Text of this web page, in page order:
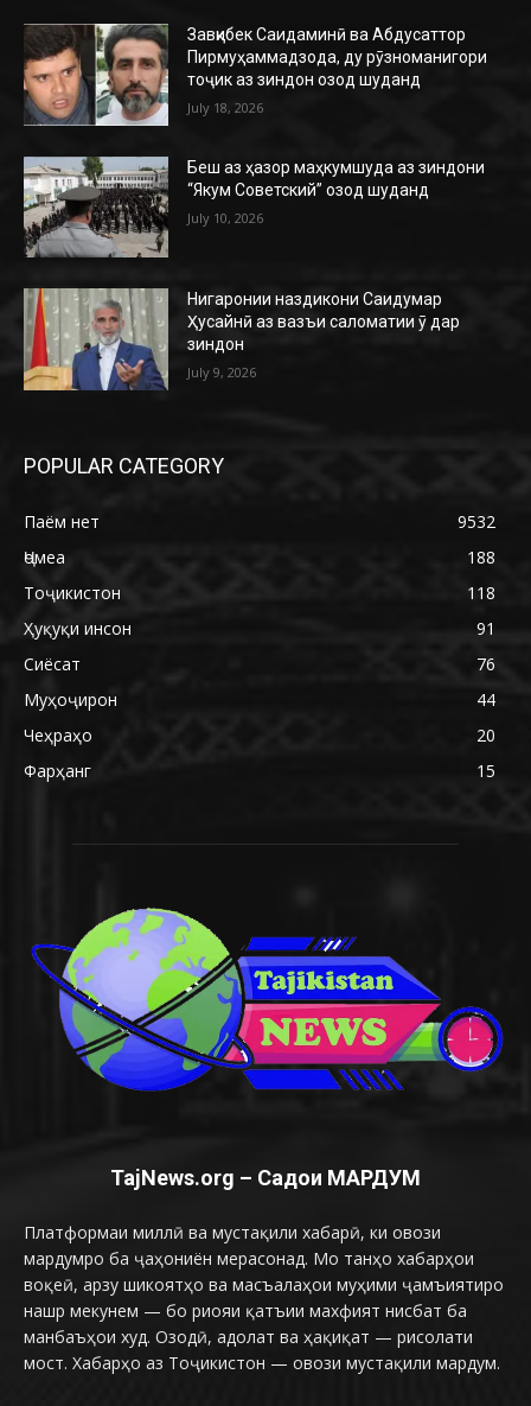
Завқибек Саидаминӣ ва Абдусаттор
Пирмуҳаммадзода, ду рӯзноманигори
тоҷик аз зиндон озод шуданд
July 18, 2026
Беш аз ҳазор маҳкумшуда аз зиндони
“Якум Советский” озод шуданд
July 10, 2026
Нигаронии наздикони Саидумар
Ҳусайнӣ аз вазъи саломатии ӯ дар
зиндон
July 9, 2026
POPULAR CATEGORY
Паём нет
9532
Ҷомеа
188
Тоҷикистон
118
Ҳуқуқи инсон
91
Сиёсат
76
Муҳоҷирон
44
Чеҳраҳо
20
Фарҳанг
15
TajNews.org – Садои МАРДУМ
Платформаи миллӣ ва мустақили хабарӣ, ки овози
мардумро ба ҷаҳониён мерасонад. Мо танҳо хабарҳои
воқеӣ, арзу шикоятҳо ва масъалаҳои муҳими ҷамъиятиро
нашр мекунем — бо риояи қатъии махфият нисбат ба
манбаъҳои худ. Озодӣ, адолат ва ҳақиқат — рисолати
мост. Хабарҳо аз Тоҷикистон — овози мустақили мардум.